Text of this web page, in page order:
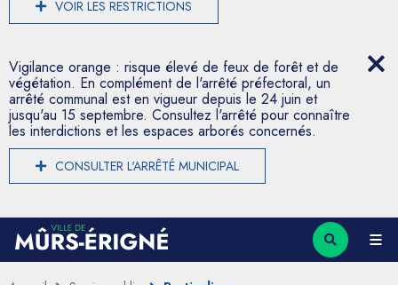
VOIR LES RESTRICTIONS
Vigilance orange : risque élevé de feux de forêt et de
végétation. En complément de l'arrêté préfectoral, un
arrêté communal est en vigueur depuis le 24 juin et
jusqu'au 15 septembre. Consultez l'arrêté pour connaître
les interdictions et les espaces arborés concernés.
CONSULTER L'ARRÊTÉ MUNICIPAL